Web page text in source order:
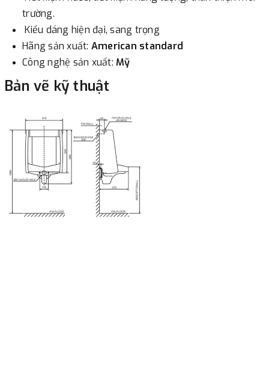
trường.
Kiểu dáng hiện đại, sang trọng
Hãng sản xuất: American standard
Công nghệ sản xuất: Mỹ
Bản vẽ kỹ thuật